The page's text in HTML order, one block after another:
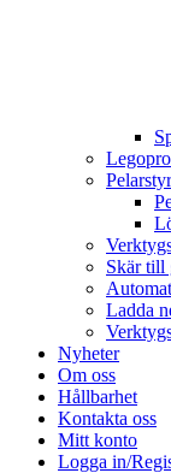
Skär till
Ladda
Nyheter
Om oss
Hållbarhet
Kontakta oss
Mitt konto
Logga in/